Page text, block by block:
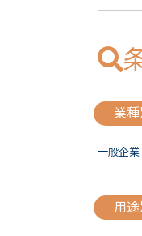
業
一般企業
用